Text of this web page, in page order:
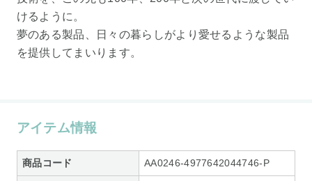
けるように。
夢のある製品、日々の暮らしがより愛せるような製品
を提供してまいります。
アイテム情報
商品コード AA0246-4977642044746-P